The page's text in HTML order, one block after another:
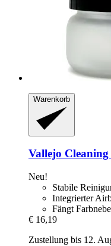
Warenkorb
Vallejo
Neu!
Stabile
Integrierter
Fängt
€ 16,19
Zustellung bis 12.